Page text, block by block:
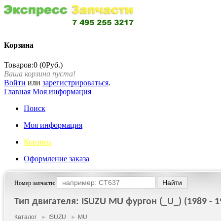
Корзина
Товаров:0 (0Руб.)
Ваша корзина пуста!
Войти или зарегистрироваться.
Главная Моя информация
Поиск
Моя информация
Корзина
Оформление заказа
Номер запчасти:
Тип двигателя: ISUZU MU фургон (_U_) (1989 -
Каталог ► ISUZU ► MU